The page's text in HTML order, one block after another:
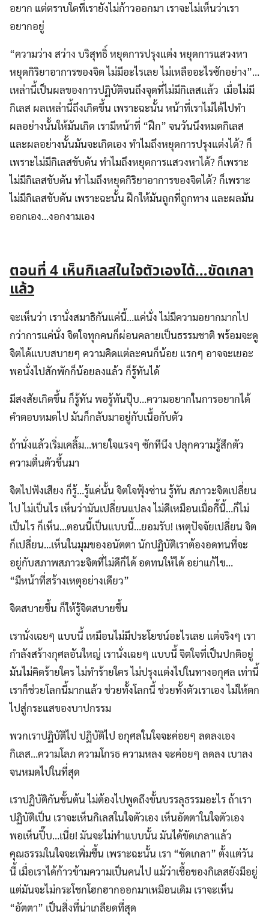
อยาก แต่ตราบใดที่เรายังไม่ก้าวออกมา เราจะไม่เห็นว่าเรา
อยากอยู่
“ความว่าง สว่าง บริสุทธิ์ หยุดการปรุงแต่ง หยุดการแสวงหา
หยุดกิริยาอาการของจิต ไม่มีอะไรเลย ไม่เหลืออะไรซักอย่าง”…
เหล่านี้เป็นผลของการปฏิบัติจนถึงจุดที่ไม่มีกิเลสแล้ว เมื่อไม่มี
กิเลส ผลเหล่านี้ถึงเกิดขึ้น เพราะฉะนั้น หน้าที่เราไม่ได้ไปทำ
ผลอย่างนั้นให้มันเกิด เรามีหน้าที่ “ฝึก” จนวันนึงหมดกิเลส
และผลอย่างนั้นมันจะเกิดเอง ทำไมถึงหยุดการปรุงแต่งได้? ก็
เพราะไม่มีกิเลสขับดัน ทำไมถึงหยุดการแสวงหาได้? ก็เพราะ
ไม่มีกิเลสขับดัน ทำไมถึงหยุดกิริยาอาการของจิตได้? ก็เพราะ
ไม่มีกิเลสขับดัน เพราะฉะนั้น ฝึกให้มันถูกที่ถูกทาง และผลมัน
ออกเอง…งอกงามเอง
ตอนที่ 4 เห็นกิเลสในใจตัวเองได้…ขัดเกลา
แล้ว
จะเห็นว่า เรานั่งสมาธิกันแค่นี้…แค่นั่ง ไม่มีความอยากมากไป
กว่าการแค่นั่ง จิตใจทุกคนก็ผ่อนคลายเป็นธรรมชาติ พร้อมจะดู
จิตได้แบบสบายๆ ความคิดแต่ละคนก็น้อย แรกๆ อาจจะเยอะ
พอนั่งไปสักพักก็น้อยลงแล้ว ก็รู้ทันได้
มีสงสัยเกิดขึ้น ก็รู้ทัน พอรู้ทันปุ๊บ…ความอยากในการอยากได้
คำตอบหมดไป มันก็กลับมาอยู่กับเนื้อกับตัว
ถ้านั่งแล้วเริ่มเคลิ้ม…หายใจแรงๆ ซักทีนึง ปลุกความรู้สึกตัว
ความตื่นตัวขึ้นมา
จิตไปฟังเสียง ก็รู้…รู้แค่นั้น จิตใจฟุ้งซ่าน รู้ทัน สภาวะจิตเปลี่ยน
ไป ไม่เป็นไร เห็นว่ามันเปลี่ยนแปลง ไม่ดีเหมือนเมื่อกี้นี้…ก็ไม่
เป็นไร ก็เห็น…ตอนนี้เป็นแบบนี้…ยอมรับ! เหตุปัจจัยเปลี่ยน จิต
ก็เปลี่ยน…เห็นในมุมของอนัตตา นักปฏิบัติเราต้องอดทนที่จะ
อยู่กับสภาพสภาวะจิตที่ไม่ดีก็ได้ อดทนให้ได้ อย่าแก้ไข…
“มีหน้าที่สร้างเหตุอย่างเดียว”
จิตสบายขึ้น ก็ให้รู้จิตสบายขึ้น
เรานั่งเฉยๆ แบบนี้ เหมือนไม่มีประโยชน์อะไรเลย แต่จริงๆ เรา
กำลังสร้างกุศลอันใหญ่ เรานั่งเฉยๆ แบบนี้ จิตใจที่เป็นปกติอยู่
มันไม่คิดร้ายใคร ไม่ทำร้ายใคร ไม่ปรุงแต่งไปในทางอกุศล เท่านี้
เราก็ช่วยโลกนี้มากแล้ว ช่วยทั้งโลกนี้ ช่วยทั้งตัวเราเอง ไม่ให้ตก
ไปสู่กระแสของบาปกรรม
พวกเราปฏิบัติไป ปฏิบัติไป อกุศลในใจจะค่อยๆ ลดลงเอง
กิเลส…ความโลภ ความโกรธ ความหลง จะค่อยๆ ลดลง เบาลง
จนหมดไปในที่สุด
เราปฏิบัติกันขั้นต้น ไม่ต้องไปพูดถึงขั้นบรรลุธรรมอะไร ถ้าเรา
ปฏิบัติเป็น เราจะเห็นกิเลสในใจตัวเอง เห็นอัตตาในใจตัวเอง
พอเห็นปี๊บ…เนี่ย! มันจะไม่ทำแบบนั้น มันได้ขัดเกลาแล้ว
คุณธรรมในใจจะเพิ่มขึ้น เพราะฉะนั้น เรา “ขัดเกลา” ตั้งแต่วัน
นี้ เมื่อเราได้ก้าวข้ามความเป็นคนไป แม้ว่าเชื้อของกิเลสยังมีอยู่
แต่มันจะไม่กระโชกโฮกฮากออกมาเหมือนเดิม เราจะเห็น
“อัตตา” เป็นสิ่งที่น่าเกลียดที่สุด